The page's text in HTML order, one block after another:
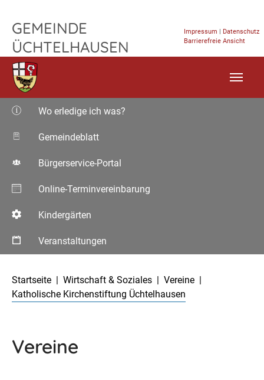
GEMEINDE
ÜCHTELHAUSEN
Impressum | Datenschutz
Barrierefreie Ansicht
Wo erledige ich was?
Gemeindeblatt
Bürgerservice-Portal
Online-Terminvereinbarung
Kindergärten
Veranstaltungen
Startseite
Wirtschaft & Soziales
Vereine
Katholische Kirchenstiftung Üchtelhausen
Vereine